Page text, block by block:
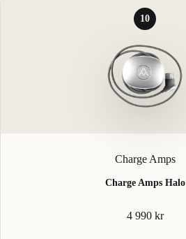
10
Charge Amps
Charge Amps Halo
4 990 kr